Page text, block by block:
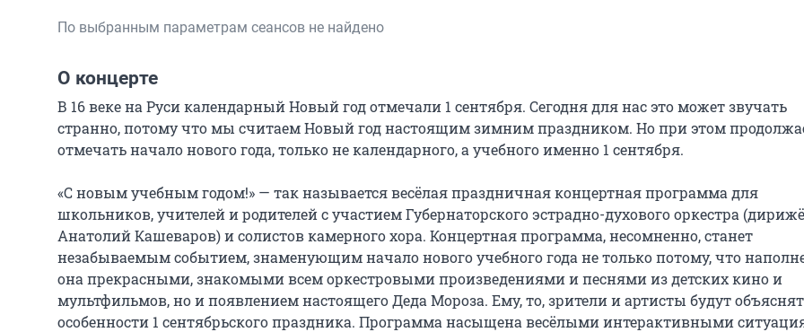
По выбранным параметрам сеансов не найдено
О концерте
В 16 веке на Руси календарный Новый год отмечали 1 сентября. Сегодня для нас это может звучать
странно, потому что мы считаем Новый год настоящим зимним праздником. Но при этом
отмечать начало нового года, только не календарного, а учебного именно 1 сентября.
«С новым учебным годом!» — так называется весёлая праздничная концертная программа для
школьников, учителей и родителей с участием Губернаторского эстрадно-духового оркестра
Анатолий Кашеваров) и солистов камерного хора. Концертная программа, несомненно, станет
незабываемым событием, знаменующим начало нового учебного года не только потому, что
она прекрасными, знакомыми всем оркестровыми произведениями и песнями из детских кино и
мультфильмов, но и появлением настоящего Деда Мороза. Ему, то, зрители и артисты будут
особенности 1 сентябрьского праздника. Программа насыщена весёлыми интерактивными